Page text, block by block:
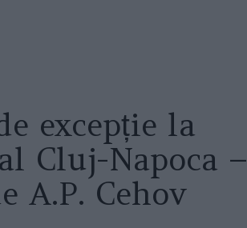
excepție la
Cluj-Napoca –
A.P. Cehov